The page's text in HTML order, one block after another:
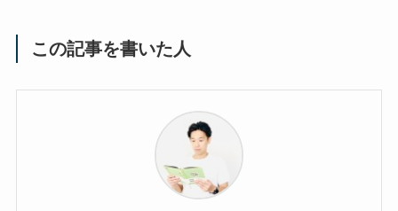
この記事を書いた人